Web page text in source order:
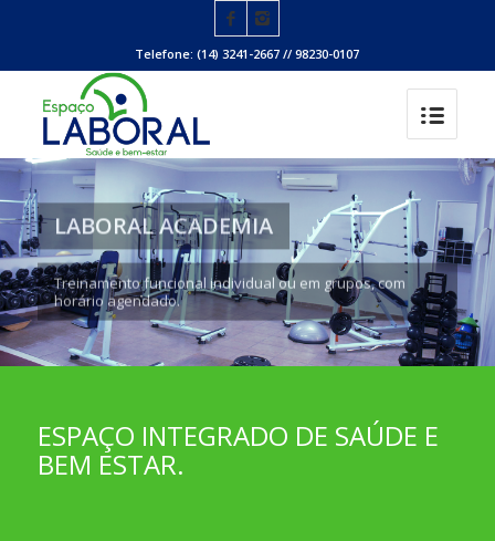
Telefone: (14) 3241-2667 // 98230-0107
LABORAL ACADEMIA
Treinamento funcional individual ou em grupos, com
horário agendado.
ESPAÇO INTEGRADO DE SAÚDE E
BEM ESTAR.